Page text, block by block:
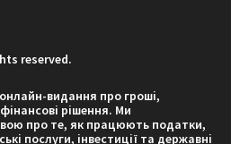
reserved.
видання про гроші,
рішення. Ми
про те, як працюють податки,
послуги, інвестиції та державні